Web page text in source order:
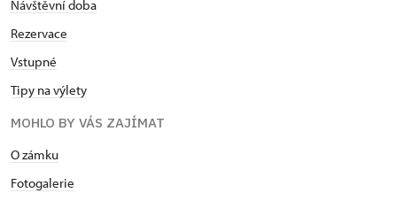
Návštěvní doba
Rezervace
Vstupné
Tipy na výlety
MOHLO BY VÁS ZAJÍMAT
O zámku
Fotogalerie